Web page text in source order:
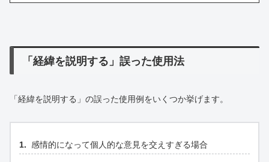
「経緯を説明する」誤った使用法
「経緯を説明する」の誤った使用例をいくつか挙げます。
感情的になって個人的な意見を交えすぎる場合